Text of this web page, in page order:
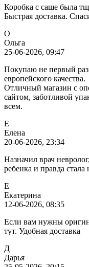
Коробка с саше была
Быстрая доставка.
О
Ольга
25-06-2026, 09:47
Покупаю не первый
европейского качества.
Отличный магазин с
сайтом, заботливой
всем.
Е
Елена
20-06-2026, 23:34
Назначил врач
ребенка и правда
Е
Екатерина
12-06-2026, 08:35
Если вам нужны
тут. Удобная доставка
Д
Дарья